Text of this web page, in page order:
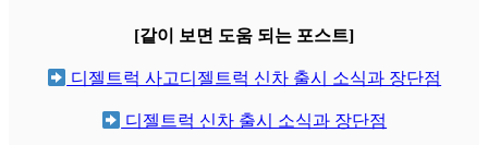
[같이 보면 도움 되는 포스트]
디젤트럭 사고디젤트럭 신차 출시 소식과 장단점
디젤트럭 신차 출시 소식과 장단점